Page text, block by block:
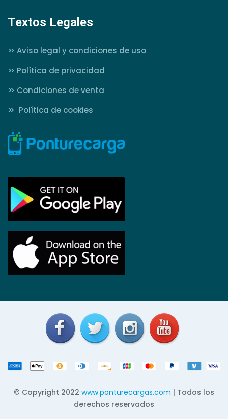
Textos Legales
>> Aviso legal y condiciones de uso
>> Política de privacidad
>> Condiciones de venta
>>
Política de cookies
© Copyright 2022 www.ponturecargas.com | Todos los
derechos reservados